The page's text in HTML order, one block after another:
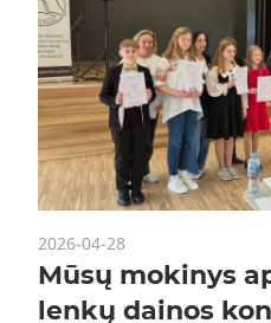
2026-04-28
Mūsų mokinys
lenkų dainos